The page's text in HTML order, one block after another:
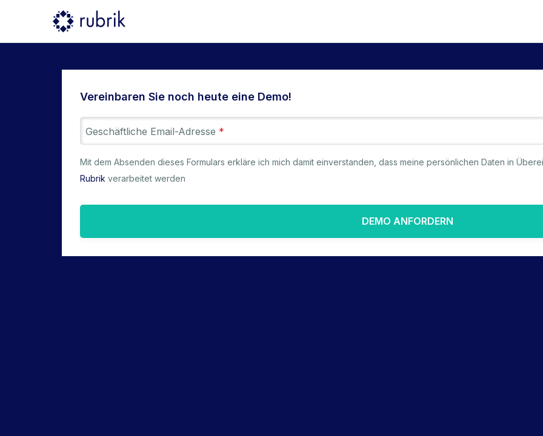
Vereinbaren Sie noch heute eine Demo!
Geschäftliche Email-Adresse *
Mit dem Absenden dieses Formulars erkläre ich mich damit einverstanden, dass meine persönlichen Daten in
Rubrik verarbeitet werden
DEMO ANFORDERN